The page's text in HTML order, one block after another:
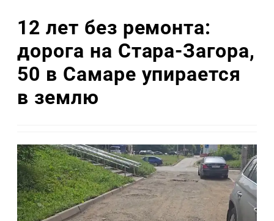
12 лет без ремонта:
дорога на Стара-Загора,
50 в Самаре упирается
в землю